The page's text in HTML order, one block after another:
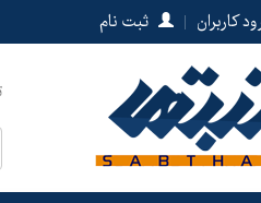
کاربران | ثبت نام